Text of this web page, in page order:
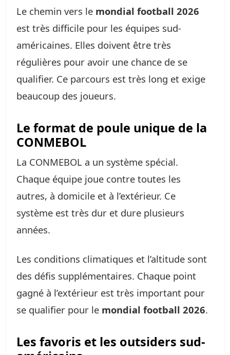
Le chemin vers le mondial football 2026
est très difficile pour les équipes sud-
américaines. Elles doivent être très
régulières pour avoir une chance de se
qualifier. Ce parcours est très long et exige
beaucoup des joueurs.
Le format de poule unique de la
CONMEBOL
La CONMEBOL a un système spécial.
Chaque équipe joue contre toutes les
autres, à domicile et à l’extérieur. Ce
système est très dur et dure plusieurs
années.
Les conditions climatiques et l’altitude sont
des défis supplémentaires. Chaque point
gagné à l’extérieur est très important pour
se qualifier pour le mondial football 2026.
Les favoris et les outsiders sud-